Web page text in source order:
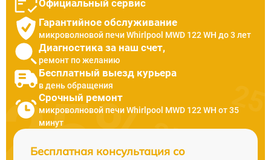
Официальный сервис
Гарантийное обслуживание
микроволновой печи Whirlpool MWD 122 WH до 3 лет
Диагностика за наш счет,
ремонт по желанию
Бесплатный выезд курьера
в день обращения
Срочный ремонт
микроволновой печи Whirlpool MWD 122 WH от 35
минут
Бесплатная консультация со